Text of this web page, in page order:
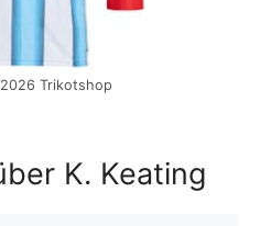
Trikotshop
K. Keating